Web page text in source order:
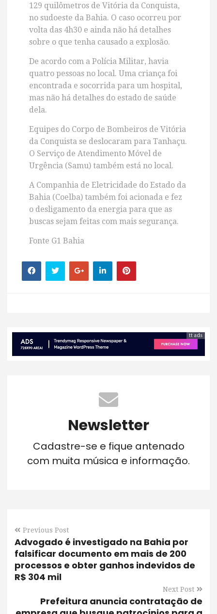
129 quilômetros de Vitória da Conquista,
no sudoeste da Bahia. O caso ocorreu por
volta das 4h30 e ainda não há detalhes
sobre o que tenha causado a explosão.
De acordo com a Polícia Militar, havia
quatro pessoas no local. Uma criança foi
encontrada e socorrida para um hospital,
mas não há detalhes do estado de saúde
dela.
Equipes do Corpo de Bombeiros de Vitória
da Conquista se deslocaram para Tanhaçu.
O Serviço de Atendimento Móvel de
Urgência (Samu) também está no local.
A Companhia de Eletricidade do Estado da
Bahia (Coelba) também foi acionada e fez
o desligamento da energia para que as
buscas sejam feitas com mais segurança.
Fonte G1 Bahia
tt ads
Newsletter
Cadastre-se e fique antenado
com muita música e informação.
Previous Post
Advogado é investigado na Bahia por
falsificar documento em mais de 200
processos e obter ganhos indevidos de
R$ 304 mil
Next Post
Prefeitura anuncia contratação de